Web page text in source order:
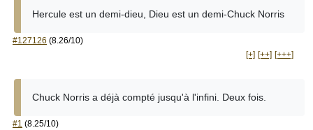
Hercule est un demi-dieu, Dieu est un demi-Chuck Norris
#127126 (8.26/10)
[+] [++] [+++]
Chuck Norris a déjà compté jusqu'à l'infini. Deux fois.
#1 (8.25/10)